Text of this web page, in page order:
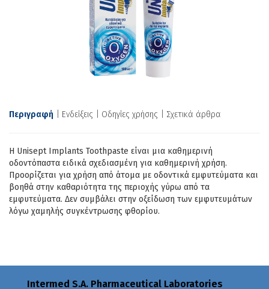
Περιγραφή Ενδείξεις Οδηγίες χρήσης Σχετικά άρθρα
H Unisept Implants Toothpaste είναι μια καθημερινή
οδοντόπαστα ειδικά σχεδιασμένη για καθημερινή χρήση.
Προορίζεται για χρήση από άτομα με οδοντικά εμφυτεύματα και
βοηθά στην καθαριότητα της περιοχής γύρω από τα
εμφυτεύματα. Δεν συμβάλει στην οξείδωση των εμφυτευμάτων
λόγω χαμηλής συγκέντρωσης φθορίου.
Intermed S.A. Pharmaceutical Laboratories